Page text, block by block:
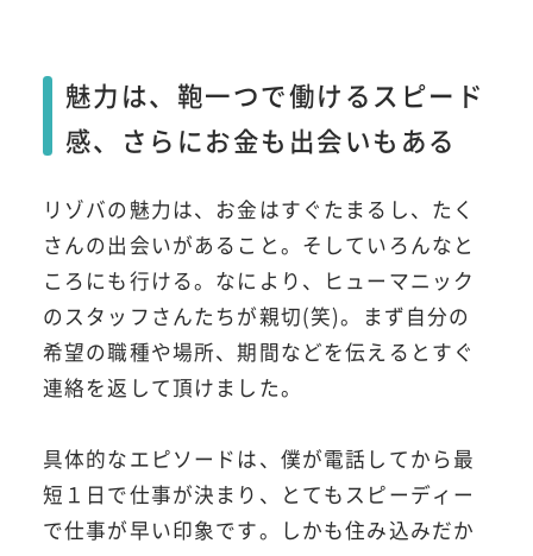
魅力は、鞄一つで働けるスピード
感、さらにお金も出会いもある
リゾバの魅力は、お金はすぐたまるし、たく
さんの出会いがあること。そしていろんなと
ころにも行ける。なにより、ヒューマニック
のスタッフさんたちが親切(笑)。まず自分の
希望の職種や場所、期間などを伝えるとすぐ
連絡を返して頂けました。
具体的なエピソードは、僕が電話してから最
短１日で仕事が決まり、とてもスピーディー
で仕事が早い印象です。しかも住み込みだか